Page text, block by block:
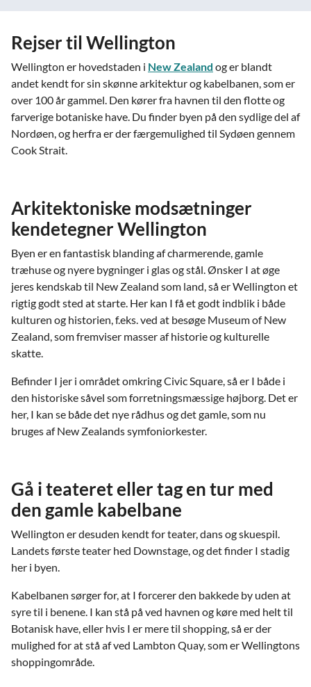
Rejser til Wellington
Wellington er hovedstaden i New Zealand og er blandt
andet kendt for sin skønne arkitektur og kabelbanen, som er
over 100 år gammel. Den kører fra havnen til den flotte og
farverige botaniske have. Du finder byen på den sydlige del af
Nordøen, og herfra er der færgemulighed til Sydøen gennem
Cook Strait.
Arkitektoniske modsætninger
kendetegner Wellington
Byen er en fantastisk blanding af charmerende, gamle
træhuse og nyere bygninger i glas og stål. Ønsker I at øge
jeres kendskab til New Zealand som land, så er Wellington et
rigtig godt sted at starte. Her kan I få et godt indblik i både
kulturen og historien, f.eks. ved at besøge Museum of New
Zealand, som fremviser masser af historie og kulturelle
skatte.
Befinder I jer i området omkring Civic Square, så er I både i
den historiske såvel som forretningsmæssige højborg. Det er
her, I kan se både det nye rådhus og det gamle, som nu
bruges af New Zealands symfoniorkester.
Gå i teateret eller tag en tur med
den gamle kabelbane
Wellington er desuden kendt for teater, dans og skuespil.
Landets første teater hed Downstage, og det finder I stadig
her i byen.
Kabelbanen sørger for, at I forcerer den bakkede by uden at
syre til i benene. I kan stå på ved havnen og køre med helt til
Botanisk have, eller hvis I er mere til shopping, så er der
mulighed for at stå af ved Lambton Quay, som er Wellingtons
shoppingområde.